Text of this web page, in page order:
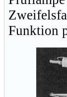
Funktion